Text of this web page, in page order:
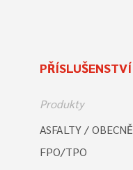
PŘÍSLUŠENSTVÍ
Produkty
ASFALTY / OBECNĚ
FPO/TPO